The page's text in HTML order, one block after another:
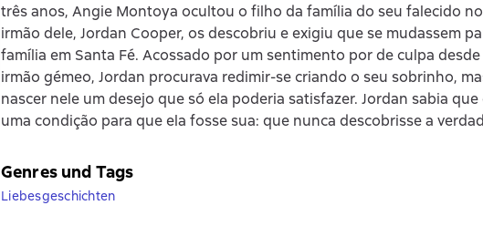
três anos, Angie Montoya ocultou o filho da família do seu falecido
irmão dele, Jordan Cooper, os descobriu e exigiu que se mudassem
família em Santa Fé. Acossado por um sentimento por de culpa
irmão gémeo, Jordan procurava redimir-se criando o seu sobrinho,
nascer nele um desejo que só ela poderia satisfazer. Jordan sabia
uma condição para que ela fosse sua: que nunca descobrisse a
Genres und Tags
Liebesgeschichten